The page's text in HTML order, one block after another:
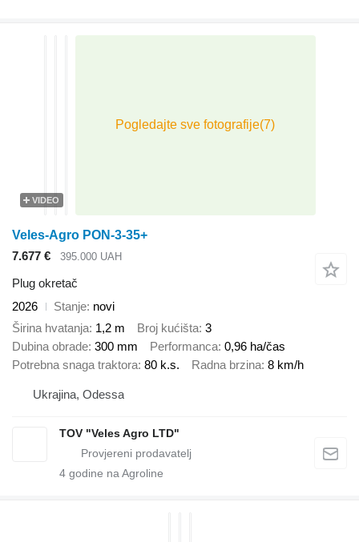
VIDEO
Veles-Agro PON-3-35+
7.677 €
395.000 UAH
Plug okretač
2026
Stanje novi
Širina hvatanja 1,2 m Broj kućišta 3
Dubina obrade 300 mm Performanca 0,96 ha/čas
Potrebna snaga traktora 80 k.s. Radna brzina 8 km/h
Ukrajina, Odessa
TOV "Veles Agro LTD"
4 godine na Agroline